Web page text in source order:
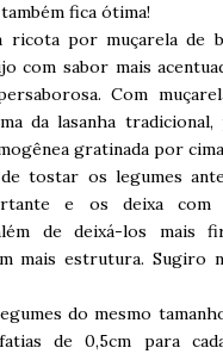
fica ótima!
por muçarela de
com sabor mais
Com
da lasanha
gratinada por
tostar os legumes
e os deixa
de deixá-los mais
mais estrutura. Sugiro
do mesmo
de 0,5cm para